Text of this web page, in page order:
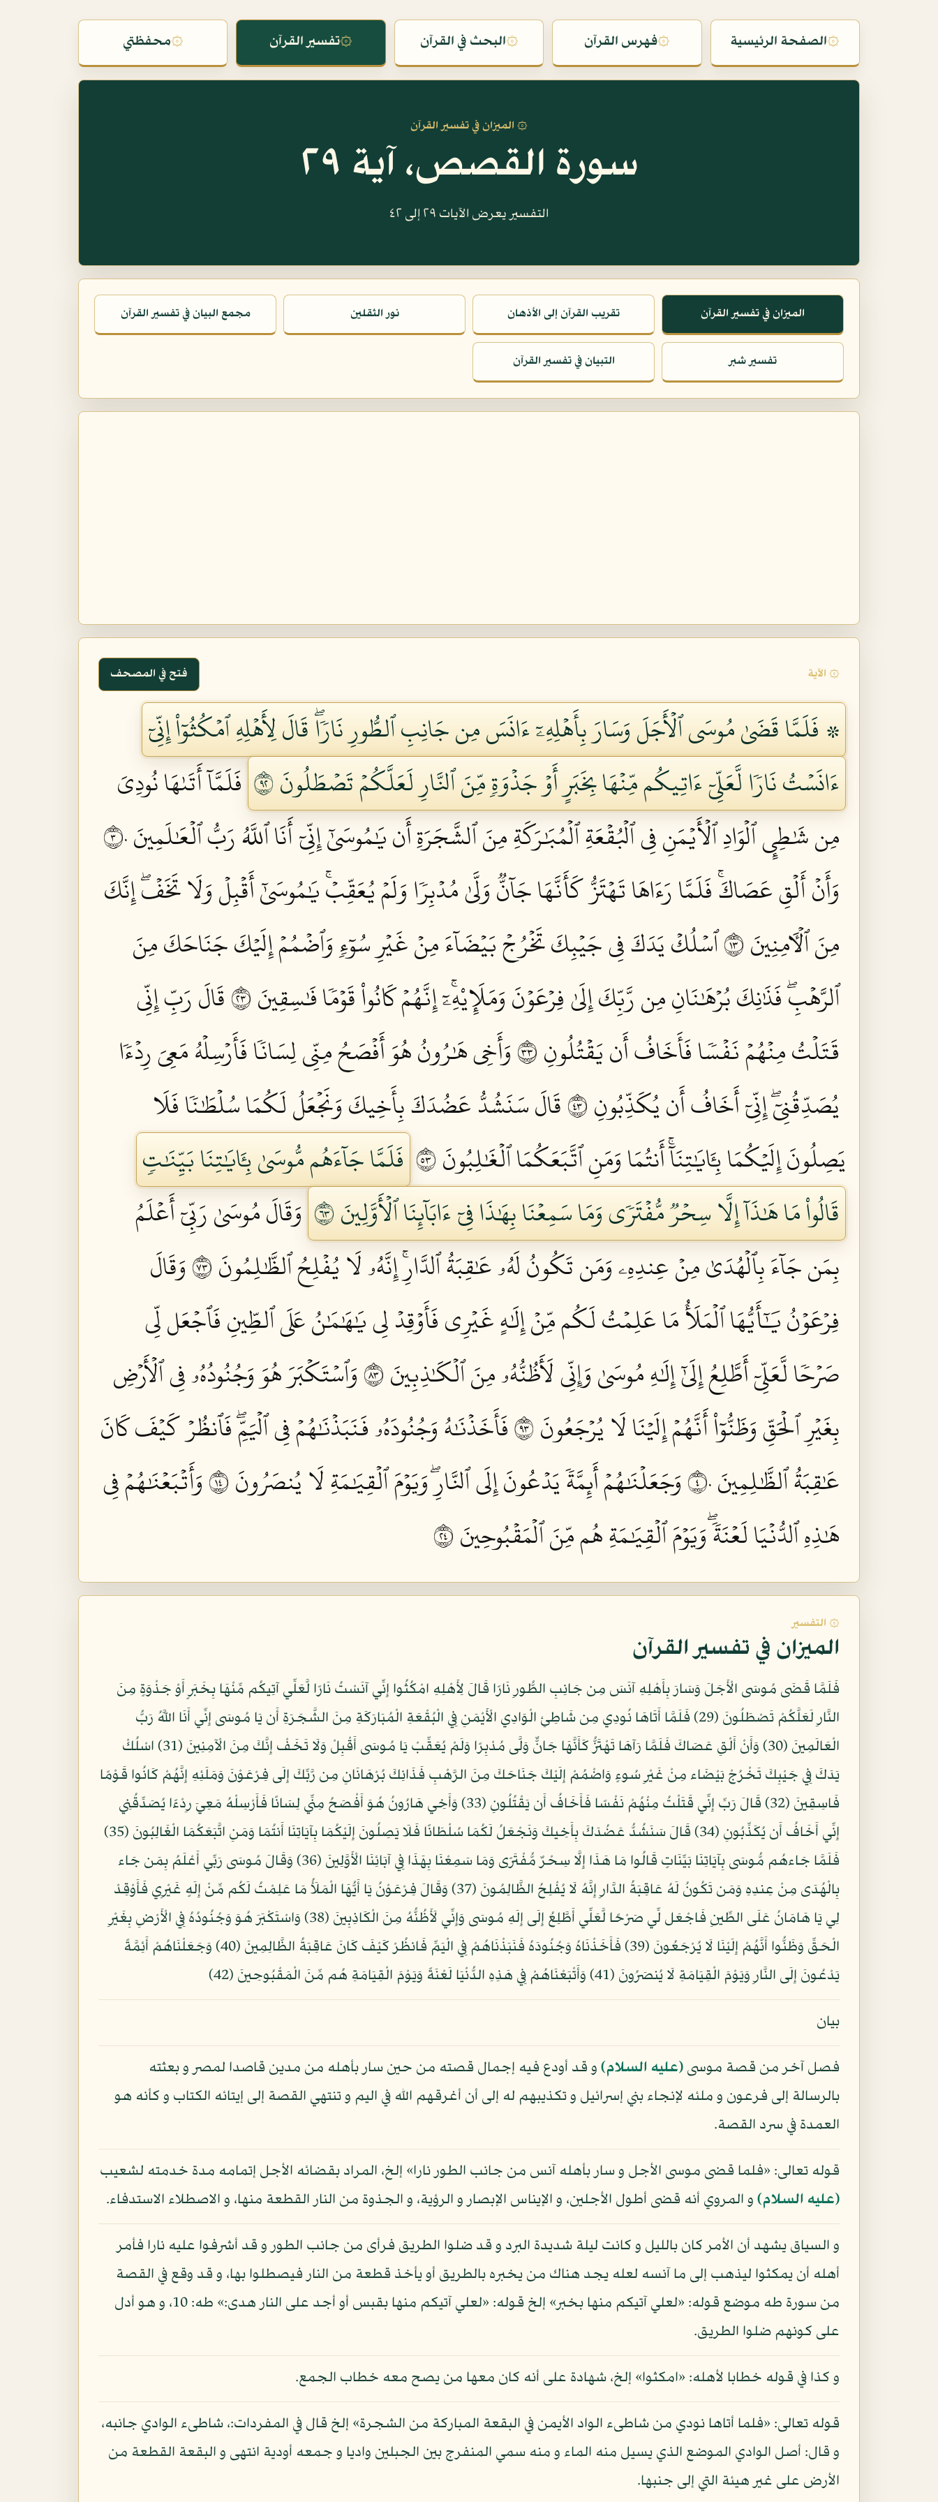
۞الصفحة الرئيسية ۞فهرس القرآن ۞البحث في القرآن ۞تفسير القرآن ۞محفظتي
۞ الميزان في تفسير القرآن
سورة القصص، آية ٢٩
التفسير يعرض الآيات ٢٩ إلى ٤٢
الميزان في تفسير القرآن تقريب القرآن إلى الأذهان نور الثقلين مجمع البيان في تفسير القرآن
تفسير شبر التبيان في تفسير القرآن
۞ الآية فتح في المصحف
۞ فَلَمَّا قَضَىٰ مُوسَى ٱلۡأَجَلَ وَسَارَ بِأَهۡلِهِۦٓ ءَانَسَ مِن جَانِبِ ٱلطُّورِ نَارٗاۖ قَالَ لِأَهۡلِهِ ٱمۡكُثُوٓاْ إِنِّيٓ
ءَانَسۡتُ نَارٗا لَّعَلِّيٓ ءَاتِيكُم مِّنۡهَا بِخَبَرٍ أَوۡ جَذۡوَةٖ مِّنَ ٱلنَّارِ لَعَلَّكُمۡ تَصۡطَلُونَ ٢٩
فَلَمَّآ أَتَىٰهَا نُودِيَ
مِن شَٰطِيِٕ ٱلۡوَادِ ٱلۡأَيۡمَنِ فِي ٱلۡبُقۡعَةِ ٱلۡمُبَٰرَكَةِ مِنَ ٱلشَّجَرَةِ أَن يَٰمُوسَىٰٓ إِنِّيٓ أَنَا ٱللَّهُ رَبُّ ٱلۡعَٰلَمِينَ ٣٠
وَأَنۡ أَلۡقِ عَصَاكَۚ فَلَمَّا رَءَاهَا تَهۡتَزُّ كَأَنَّهَا جَآنّٞ وَلَّىٰ مُدۡبِرٗا وَلَمۡ يُعَقِّبۡۚ يَٰمُوسَىٰٓ أَقۡبِلۡ وَلَا تَخَفۡۖ إِنَّكَ
مِنَ ٱلۡأٓمِنِينَ ٣١
ٱسۡلُكۡ يَدَكَ فِي جَيۡبِكَ تَخۡرُجۡ بَيۡضَآءَ مِنۡ غَيۡرِ سُوٓءٖ وَٱضۡمُمۡ إِلَيۡكَ جَنَاحَكَ مِنَ
ٱلرَّهۡبِۖ فَذَٰنِكَ بُرۡهَٰنَانِ مِن رَّبِّكَ إِلَىٰ فِرۡعَوۡنَ وَمَلَإِيْهِۦٓۚ إِنَّهُمۡ كَانُواْ قَوۡمٗا فَٰسِقِينَ ٣٢
قَالَ رَبِّ إِنِّي
قَتَلۡتُ مِنۡهُمۡ نَفۡسٗا فَأَخَافُ أَن يَقۡتُلُونِ ٣٣
وَأَخِي هَٰرُونُ هُوَ أَفۡصَحُ مِنِّي لِسَانٗا فَأَرۡسِلۡهُ مَعِيَ رِدۡءٗا
يُصَدِّقُنِيٓۖ إِنِّيٓ أَخَافُ أَن يُكَذِّبُونِ ٣٤
قَالَ سَنَشُدُّ عَضُدَكَ بِأَخِيكَ وَنَجۡعَلُ لَكُمَا سُلۡطَٰنٗا فَلَا
يَصِلُونَ إِلَيۡكُمَا بِـَٔايَٰتِنَآۚ أَنتُمَا وَمَنِ ٱتَّبَعَكُمَا ٱلۡغَٰلِبُونَ ٣٥
فَلَمَّا جَآءَهُم مُّوسَىٰ بِـَٔايَٰتِنَا بَيِّنَٰتٖ
قَالُواْ مَا هَٰذَآ إِلَّا سِحۡرٞ مُّفۡتَرٗى وَمَا سَمِعۡنَا بِهَٰذَا فِيٓ ءَابَآئِنَا ٱلۡأَوَّلِينَ ٣٦
وَقَالَ مُوسَىٰ رَبِّيٓ أَعۡلَمُ
بِمَن جَآءَ بِٱلۡهُدَىٰ مِنۡ عِندِهِۦ وَمَن تَكُونُ لَهُۥ عَٰقِبَةُ ٱلدَّارِۚ إِنَّهُۥ لَا يُفۡلِحُ ٱلظَّٰلِمُونَ ٣٧
وَقَالَ
فِرۡعَوۡنُ يَٰٓأَيُّهَا ٱلۡمَلَأُ مَا عَلِمۡتُ لَكُم مِّنۡ إِلَٰهٍ غَيۡرِي فَأَوۡقِدۡ لِي يَٰهَٰمَٰنُ عَلَى ٱلطِّينِ فَٱجۡعَل لِّي
صَرۡحٗا لَّعَلِّيٓ أَطَّلِعُ إِلَىٰٓ إِلَٰهِ مُوسَىٰ وَإِنِّي لَأَظُنُّهُۥ مِنَ ٱلۡكَٰذِبِينَ ٣٨
وَٱسۡتَكۡبَرَ هُوَ وَجُنُودُهُۥ فِي ٱلۡأَرۡضِ
بِغَيۡرِ ٱلۡحَقِّ وَظَنُّوٓاْ أَنَّهُمۡ إِلَيۡنَا لَا يُرۡجَعُونَ ٣٩
فَأَخَذۡنَٰهُ وَجُنُودَهُۥ فَنَبَذۡنَٰهُمۡ فِي ٱلۡيَمِّۖ فَٱنظُرۡ كَيۡفَ كَانَ
عَٰقِبَةُ ٱلظَّٰلِمِينَ ٤٠
وَجَعَلۡنَٰهُمۡ أَئِمَّةٗ يَدۡعُونَ إِلَى ٱلنَّارِۖ وَيَوۡمَ ٱلۡقِيَٰمَةِ لَا يُنصَرُونَ ٤١
وَأَتۡبَعۡنَٰهُمۡ فِي
هَٰذِهِ ٱلدُّنۡيَا لَعۡنَةٗۖ وَيَوۡمَ ٱلۡقِيَٰمَةِ هُم مِّنَ ٱلۡمَقۡبُوحِينَ ٤٢
۞ التفسير
الميزان في تفسير القرآن
فَلَمَّا قَضَى مُوسَى الْأَجَلَ وَسَارَ بِأَهْلِهِ آنَسَ مِن جَانِبِ الطُّورِ نَارًا قَالَ لِأَهْلِهِ امْكُثُوا إِنِّي آنَسْتُ نَارًا لَّعَلِّي آتِيكُم مِّنْهَا بِخَبَرٍ أَوْ جَذْوَةٍ مِنَ
النَّارِ لَعَلَّكُمْ تَصْطَلُونَ (29) فَلَمَّا أَتَاهَا نُودِي مِن شَاطِئِ الْوَادِي الْأَيْمَنِ فِي الْبُقْعَةِ الْمُبَارَكَةِ مِنَ الشَّجَرَةِ أَن يَا مُوسَى إِنِّي أَنَا اللَّهُ رَبُّ
الْعَالَمِينَ (30) وَأَنْ أَلْقِ عَصَاكَ فَلَمَّا رَآهَا تَهْتَزُّ كَأَنَّهَا جَانٌّ وَلَّى مُدْبِرًا وَلَمْ يُعَقِّبْ يَا مُوسَى أَقْبِلْ وَلَا تَخَفْ إِنَّكَ مِنَ الْآمِنِينَ (31) اسْلُكْ
يَدَكَ فِي جَيْبِكَ تَخْرُجْ بَيْضَاء مِنْ غَيْرِ سُوءٍ وَاضْمُمْ إِلَيْكَ جَنَاحَكَ مِنَ الرَّهْبِ فَذَانِكَ بُرْهَانَانِ مِن رَّبِّكَ إِلَى فِرْعَوْنَ وَمَلَئِهِ إِنَّهُمْ كَانُوا قَوْمًا
فَاسِقِينَ (32) قَالَ رَبِّ إِنِّي قَتَلْتُ مِنْهُمْ نَفْسًا فَأَخَافُ أَن يَقْتُلُونِ (33) وَأَخِي هَارُونُ هُوَ أَفْصَحُ مِنِّي لِسَانًا فَأَرْسِلْهُ مَعِيَ رِدْءًا يُصَدِّقُنِي
إِنِّي أَخَافُ أَن يُكَذِّبُونِ (34) قَالَ سَنَشُدُّ عَضُدَكَ بِأَخِيكَ وَنَجْعَلُ لَكُمَا سُلْطَانًا فَلَا يَصِلُونَ إِلَيْكُمَا بِآيَاتِنَا أَنتُمَا وَمَنِ اتَّبَعَكُمَا الْغَالِبُونَ (35)
فَلَمَّا جَاءهُم مُّوسَى بِآيَاتِنَا بَيِّنَاتٍ قَالُوا مَا هَذَا إِلَّا سِحْرٌ مُّفْتَرًى وَمَا سَمِعْنَا بِهَذَا فِي آبَائِنَا الْأَوَّلِينَ (36) وَقَالَ مُوسَى رَبِّي أَعْلَمُ بِمَن جَاء
بِالْهُدَى مِنْ عِندِهِ وَمَن تَكُونُ لَهُ عَاقِبَةُ الدَّارِ إِنَّهُ لَا يُفْلِحُ الظَّالِمُونَ (37) وَقَالَ فِرْعَوْنُ يَا أَيُّهَا الْمَلَأُ مَا عَلِمْتُ لَكُم مِّنْ إِلَهٍ غَيْرِي فَأَوْقِدْ
لِي يَا هَامَانُ عَلَى الطِّينِ فَاجْعَل لِّي صَرْحًا لَّعَلِّي أَطَّلِعُ إِلَى إِلَهِ مُوسَى وَإِنِّي لَأَظُنُّهُ مِنَ الْكَاذِبِينَ (38) وَاسْتَكْبَرَ هُوَ وَجُنُودُهُ فِي الْأَرْضِ بِغَيْرِ
الْحَقِّ وَظَنُّوا أَنَّهُمْ إِلَيْنَا لَا يُرْجَعُونَ (39) فَأَخَذْنَاهُ وَجُنُودَهُ فَنَبَذْنَاهُمْ فِي الْيَمِّ فَانظُرْ كَيْفَ كَانَ عَاقِبَةُ الظَّالِمِينَ (40) وَجَعَلْنَاهُمْ أَئِمَّةً
يَدْعُونَ إِلَى النَّارِ وَيَوْمَ الْقِيَامَةِ لَا يُنصَرُونَ (41) وَأَتْبَعْنَاهُمْ فِي هَذِهِ الدُّنْيَا لَعْنَةً وَيَوْمَ الْقِيَامَةِ هُم مِّنَ الْمَقْبُوحِينَ (42)
بيان
فصل آخر من قصة موسى (عليه السلام) و قد أودع فيه إجمال قصته من حين سار بأهله من مدين قاصدا لمصر و بعثته
بالرسالة إلى فرعون و ملئه لإنجاء بني إسرائيل و تكذيبهم له إلى أن أغرقهم الله في اليم و تنتهي القصة إلى إيتائه الكتاب و كأنه هو
العمدة في سرد القصة.
قوله تعالى: «فلما قضى موسى الأجل و سار بأهله آنس من جانب الطور نارا» إلخ، المراد بقضائه الأجل إتمامه مدة خدمته لشعيب
(عليه السلام) و المروي أنه قضى أطول الأجلين، و الإيناس الإبصار و الرؤية، و الجذوة من النار القطعة منها، و الاصطلاء الاستدفاء.
و السياق يشهد أن الأمر كان بالليل و كانت ليلة شديدة البرد و قد ضلوا الطريق فرأى من جانب الطور و قد أشرفوا عليه نارا فأمر
أهله أن يمكثوا ليذهب إلى ما آنسه لعله يجد هناك من يخبره بالطريق أو يأخذ قطعة من النار فيصطلوا بها، و قد وقع في القصة
من سورة طه موضع قوله: «لعلي آتيكم منها بخبر» إلخ قوله: «لعلي آتيكم منها بقبس أو أجد على النار هدى:» طه: 10، و هو أدل
على كونهم ضلوا الطريق.
و كذا في قوله خطابا لأهله: «امكثوا» إلخ، شهادة على أنه كان معها من يصح معه خطاب الجمع.
قوله تعالى: «فلما أتاها نودي من شاطىء الواد الأيمن في البقعة المباركة من الشجرة» إلخ قال في المفردات:، شاطىء الوادي جانبه،
و قال: أصل الوادي الموضع الذي يسيل منه الماء و منه سمي المنفرج بين الجبلين واديا و جمعه أودية انتهى و البقعة القطعة من
الأرض على غير هيئة التي إلى جنبها.